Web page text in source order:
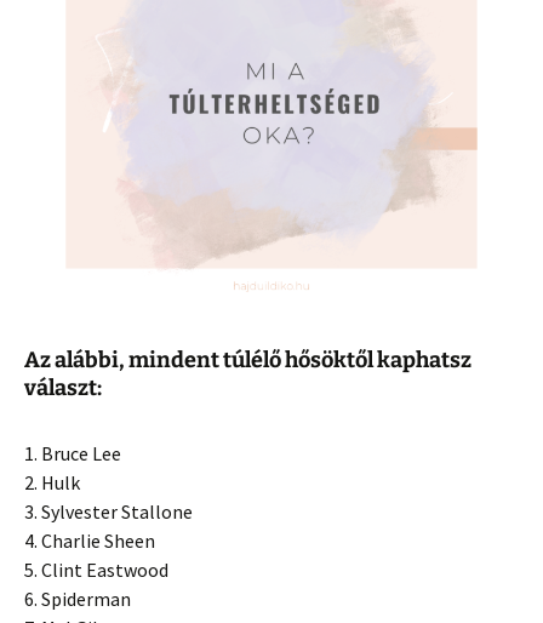
Az alábbi, mindent túlélő hősöktől kaphatsz
választ:
1. Bruce Lee
2. Hulk
3. Sylvester Stallone
4. Charlie Sheen
5. Clint Eastwood
6. Spiderman